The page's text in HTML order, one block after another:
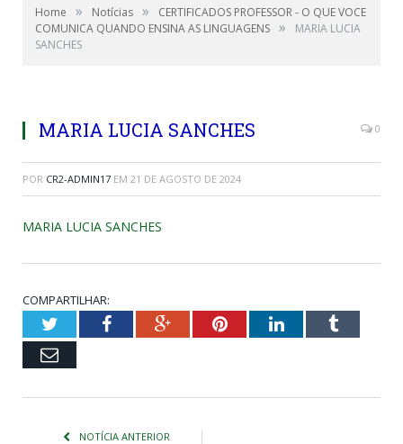
Home » Notícias »
CERTIFICADOS PROFESSOR - O QUE VOCE
COMUNICA QUANDO ENSINA AS LINGUAGENS »
MARIA LUCIA
SANCHES
MARIA LUCIA SANCHES 0
POR CR2-ADMIN17 EM 21 DE AGOSTO DE 2024
MARIA LUCIA SANCHES
COMPARTILHAR:
TwitterFacebookGoogle+PinterestLinkedInTumblr
Email
NOTÍCIA ANTERIOR